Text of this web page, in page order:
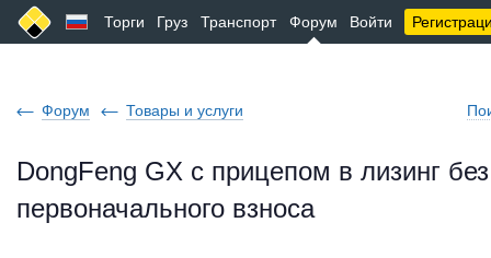
Торги Груз Транспорт Форум Войти
Форум Товары и услуги
DongFeng GX с прицепом в лизинг без
первоначального взноса